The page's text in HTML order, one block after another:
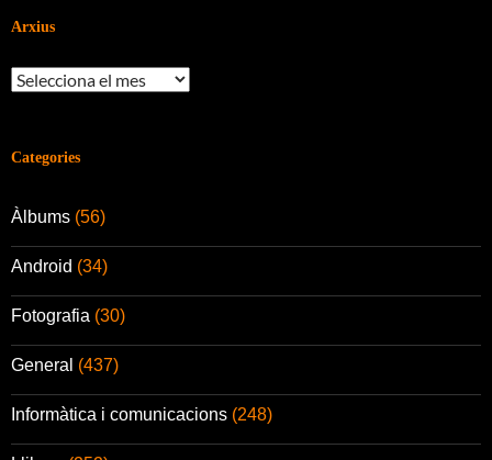
Arxius
Arxius
Categories
Àlbums (56)
Android (34)
Fotografia (30)
General (437)
Informàtica i comunicacions (248)